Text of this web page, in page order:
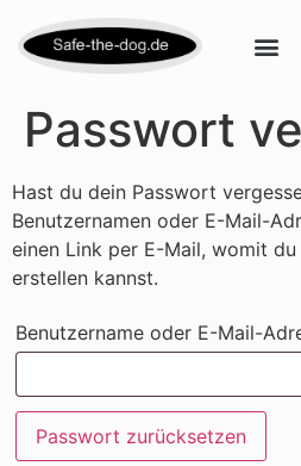
Passwort
Hast du dein Passwort
Benutzernamen oder E-Mail-
einen Link per E-Mail, womit
erstellen kannst.
Benutzername oder E-Mail-
Passwort zurücksetzen